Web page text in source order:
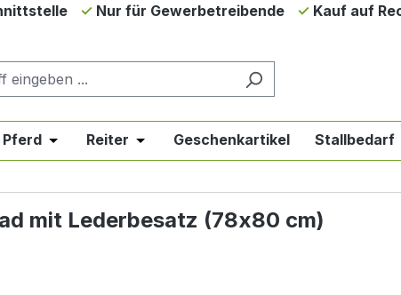
Nur für Gewerbetreibende
Kauf auf
& Angebote
der Kategorie Westernreiten
oder Schließe das Dropdown der Kategorie Englischreiten
Pferd Öffne oder Schließe das Dropdown der Kategorie
Reiter Öffne oder Schließe das Dropdown
Geschenkartikel Stallbedarf
mit Lederbesatz (78x80 cm)